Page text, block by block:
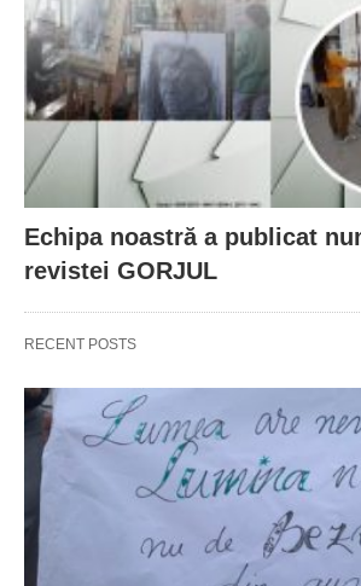
Echipa noastră a publicat
revistei GORJUL
RECENT POSTS